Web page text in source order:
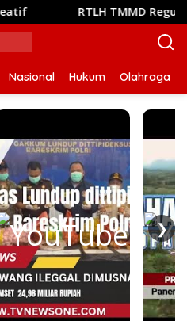
RTLH TMMD Reguler ke-
Nasional Hukum Olahraga
❯